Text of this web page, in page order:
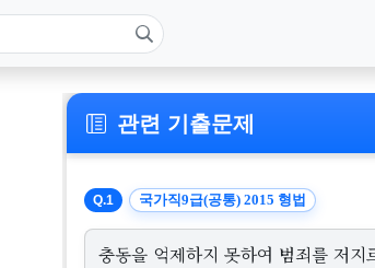
관련 기출문제
Q.1 국가직9급(공통) 2015 형법
충동을 억제하지 못하여 범죄를 저지